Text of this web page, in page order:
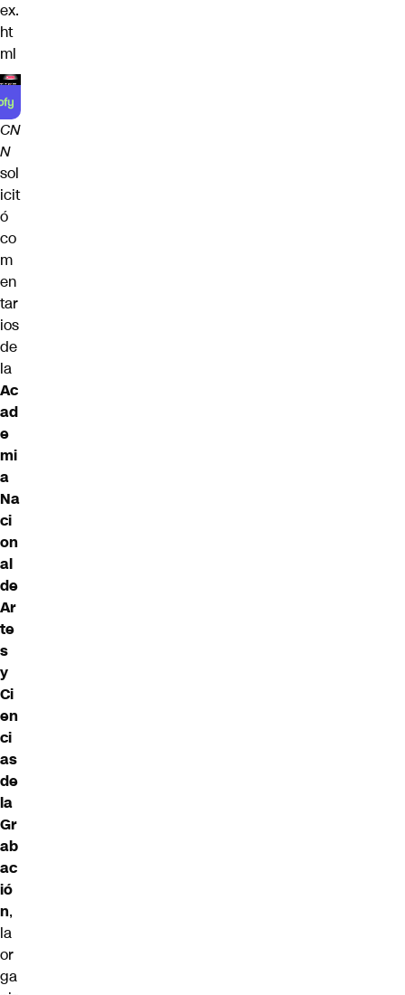
ex.
ht
ml
CN
N
sol
icit
ó
co
m
en
tar
ios
de
la
Ac
ad
e
mi
a
Na
ci
on
al
de
Ar
te
s
y
Ci
en
ci
as
de
la
Gr
ab
ac
ió
n,
la
or
ga